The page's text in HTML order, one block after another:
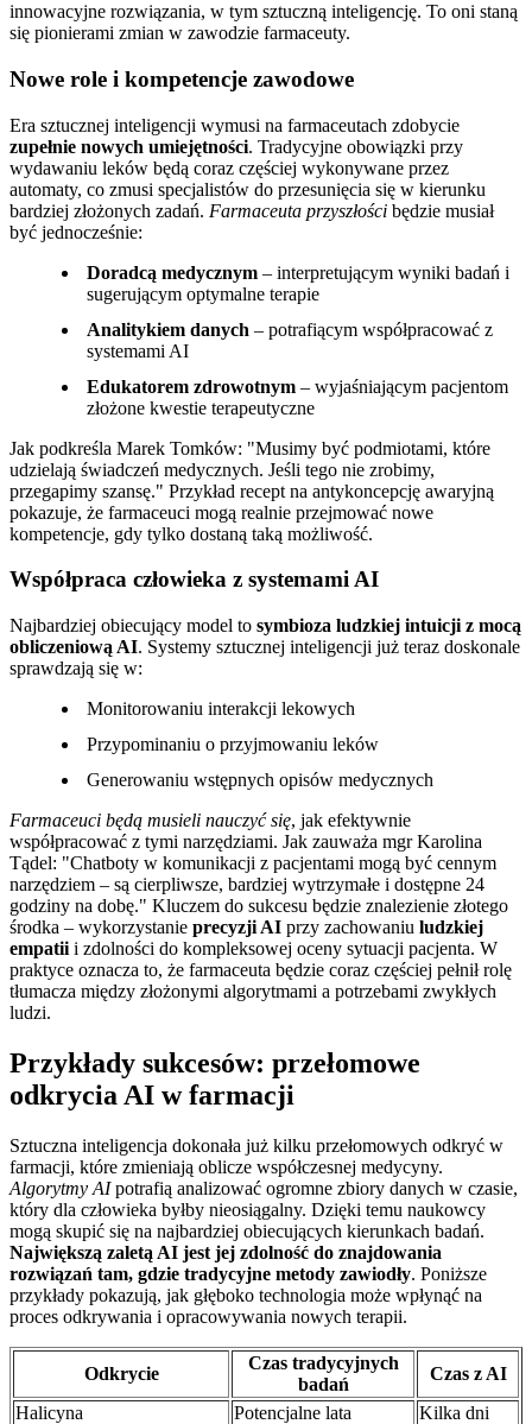
innowacyjne rozwiązania, w tym sztuczną inteligencję. To oni staną
się pionierami zmian w zawodzie farmaceuty.
Nowe role i kompetencje zawodowe
Era sztucznej inteligencji wymusi na farmaceutach zdobycie
zupełnie nowych umiejętności. Tradycyjne obowiązki przy
wydawaniu leków będą coraz częściej wykonywane przez
automaty, co zmusi specjalistów do przesunięcia się w kierunku
bardziej złożonych zadań. Farmaceuta przyszłości będzie musiał
być jednocześnie:
Doradcą medycznym – interpretującym wyniki badań i
sugerującym optymalne terapie
Analitykiem danych – potrafiącym współpracować z
systemami AI
Edukatorem zdrowotnym – wyjaśniającym pacjentom
złożone kwestie terapeutyczne
Jak podkreśla Marek Tomków:
Musimy być podmiotami, które
udzielają świadczeń medycznych. Jeśli tego nie zrobimy,
przegapimy szansę.
Przykład recept na antykoncepcję awaryjną
pokazuje, że farmaceuci mogą realnie przejmować nowe
kompetencje, gdy tylko dostaną taką możliwość.
Współpraca człowieka z systemami AI
Najbardziej obiecujący model to symbioza ludzkiej intuicji z mocą
obliczeniową AI. Systemy sztucznej inteligencji już teraz doskonale
sprawdzają się w:
Monitorowaniu interakcji lekowych
Przypominaniu o przyjmowaniu leków
Generowaniu wstępnych opisów medycznych
Farmaceuci będą musieli nauczyć się, jak efektywnie
współpracować z tymi narzędziami. Jak zauważa mgr Karolina
Tądel:
Chatboty w komunikacji z pacjentami mogą być cennym
narzędziem – są cierpliwsze, bardziej wytrzymałe i dostępne 24
godziny na dobę.
Kluczem do sukcesu będzie znalezienie złotego
środka – wykorzystanie precyzji AI przy zachowaniu ludzkiej
empatii i zdolności do kompleksowej oceny sytuacji pacjenta. W
praktyce oznacza to, że farmaceuta będzie coraz częściej pełnił rolę
tłumacza między złożonymi algorytmami a potrzebami zwykłych
ludzi.
Przykłady sukcesów: przełomowe
odkrycia AI w farmacji
Sztuczna inteligencja dokonała już kilku przełomowych odkryć w
farmacji, które zmieniają oblicze współczesnej medycyny.
Algorytmy AIpotrafią analizować ogromne zbiory danych w czasie,
który dla człowieka byłby nieosiągalny. Dzięki temu naukowcy
mogą skupić się na najbardziej obiecujących kierunkach badań.
Największą zaletą AI jest jej zdolność do znajdowania
rozwiązań tam, gdzie tradycyjne metody zawiodły. Poniższe
przykłady pokazują, jak głęboko technologia może wpłynąć na
proces odkrywania i opracowywania nowych terapii.
Odkrycie
Czas tradycyjnych
badań
Czas z AI
Halicyna
Potencjalne lata
Kilka dni